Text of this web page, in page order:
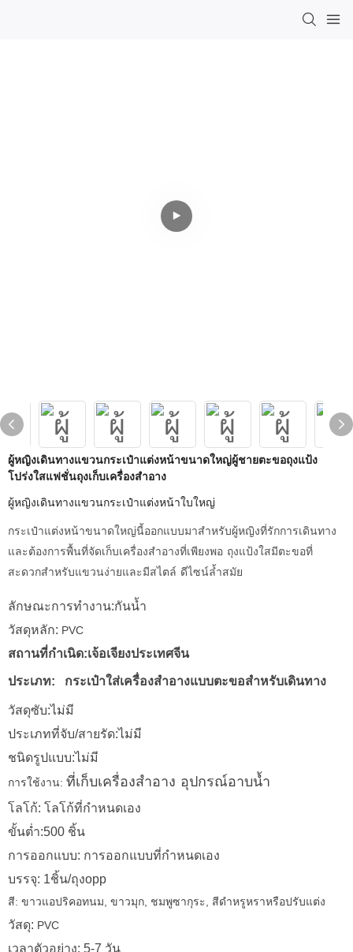
ผู้หญิงเดินทางแขวนกระเป๋าแต่งหน้าขนาดใหญ่ผู้ชายตะขอถุงแป้ง
โปร่งใสแฟชั่นถุงเก็บเครื่องสำอาง
ผู้หญิงเดินทางแขวนกระเป๋าแต่งหน้าใบใหญ่
กระเป๋าแต่งหน้าขนาดใหญ่นี้ออกแบบมาสำหรับผู้หญิงที่รักการเดินทาง
และต้องการพื้นที่จัดเก็บเครื่องสำอางที่เพียงพอ ถุงแป้งใสมีตะขอที่
สะดวกสำหรับแขวนง่ายและมีสไตล์ ดีไซน์ล้ำสมัย
ลักษณะการทำงาน:กันน้ำ
วัสดุหลัก: PVC
สถานที่กำเนิด:เจ้อเจียงประเทศจีน
ประเภท: กระเป๋าใส่เครื่องสำอางแบบตะขอสำหรับเดินทาง
วัสดุซับ:ไม่มี
ประเภทที่จับ/สายรัด:ไม่มี
ชนิดรูปแบบ:ไม่มี
การใช้งาน: ที่เก็บเครื่องสำอาง อุปกรณ์อาบน้ำ
โลโก้: โลโก้ที่กำหนดเอง
ขั้นต่ำ:500 ชิ้น
การออกแบบ: การออกแบบที่กำหนดเอง
บรรจุ: 1ชิ้น/ถุงopp
สี: ขาวแอปริคอทนม, ขาวมุก, ชมพูซากุระ, สีดำหรูหราหรือปรับแต่ง
วัสดุ: PVC
เวลาตัวอย่าง: 5-7 วัน